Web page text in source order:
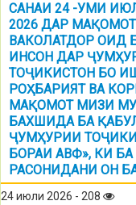
САНАИ 24 -УМИ
2026 ДАР
ВАКОЛАТДОР ОИД
ИНСОН ДАР
ТОҶИКИСТОН БО
РОҲБАРИЯТ ВА
МАҚОМОТ МИЗИ
БАХШИДА БА
ҶУМҲУРИИ
БОРАИ АВФ», КИ БА
РАСОНИДАНИ ОН
24 июли 2026 - 208